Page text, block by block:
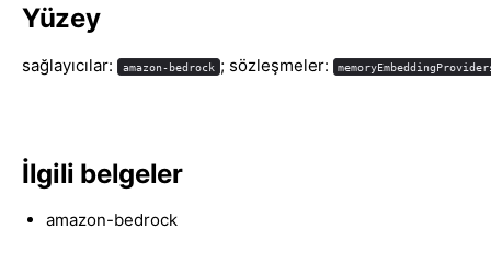
Yüzey
sağlayıcılar: amazon-bedrock ; sözleşmeler:
İlgili belgeler
amazon-bedrock